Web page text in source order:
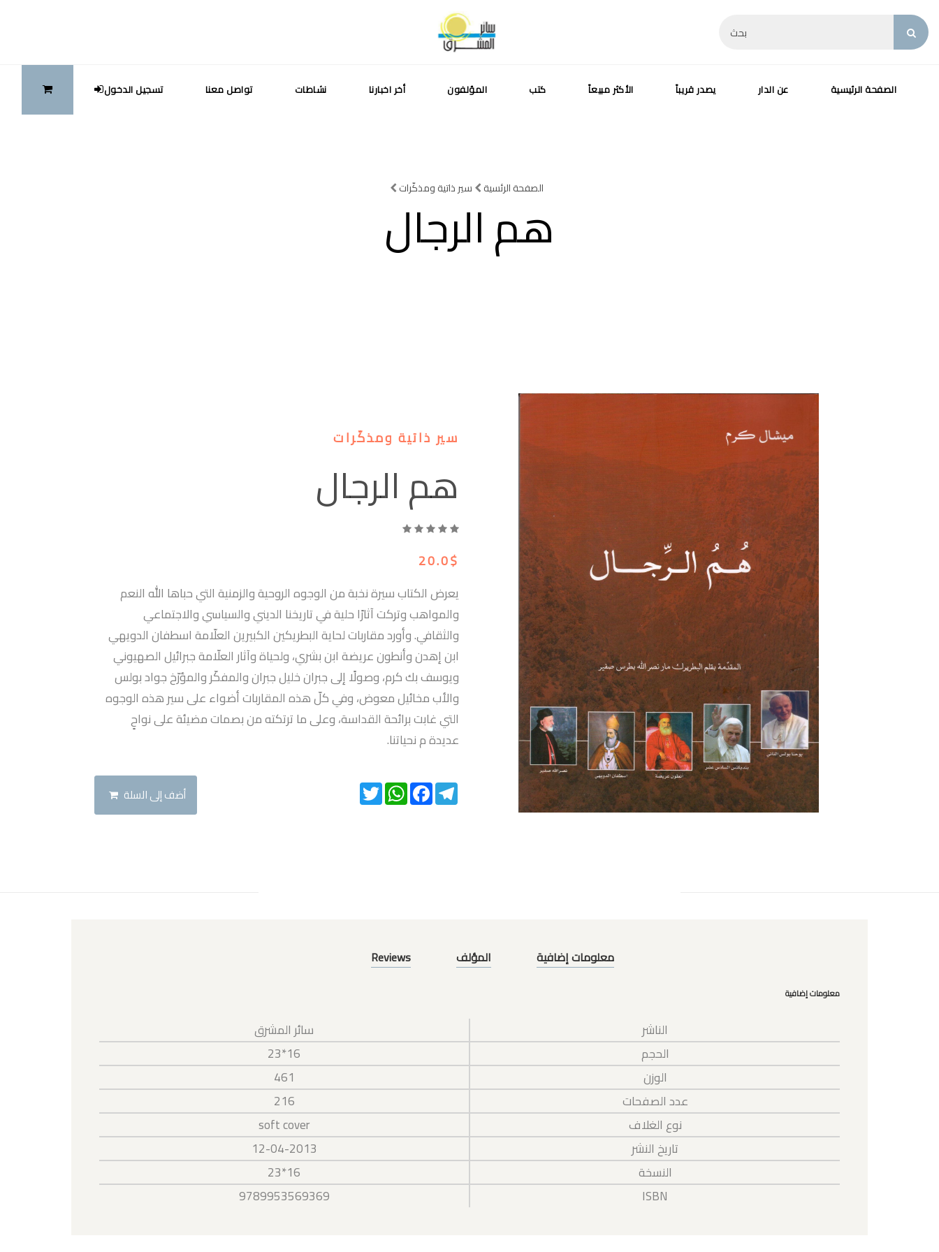
الصفحة الرئيسية عن الدار يصدر قريباً الأكثر مبيعاً كتب المؤلفون أخر اخبارنا نشاطات تواصل معنا تسجيل الدخول
الصفحة الرئسية سير ذاتية ومذكّرات
هم الرجال
سير ذاتية ومذكّرات
هم الرجال
20.0$
يعرض الكتاب سيرة نخبة من الوجوه الروحية والزمنية التي حباها الله النعم
والمواهب وتركت آثارًا حلية في تاريخنا الديني والسياسي والاجتماعي
والثقافي. وأورد مقاربات لحاية البطريكين الكبيرين العلّامة اسطفان الدويهي
ابن إهدن وأنطون عريضة ابن بشري، ولحياة وآثار العلّامة جبرائيل الصهيوني
ويوسف بك كرم، وصولًا إلى جبران خليل جبران والمفكّر والمؤرّخ جواد بولس
والأب مخائيل معوض، وفي كلّ هذه المقاربات أضواء على سير هذه الوجوه
التي غابت برائحة القداسة، وعلى ما ترتكته من بصمات مضيئة على نواحٍ
عديدة م نحياتنا.
أضف إلى السلة Twitter
WhatsAppFacebookTelegram
معلومات إضافية المؤلف Reviews
معلومات إضافية
الناشر
سائر المشرق
الحجم
16*23
الوزن
461
عدد الصفحات
216
نوع الغلاف
soft cover
تاريخ النشر
12-04-2013
النسخة
16*23
ISBN
9789953569369